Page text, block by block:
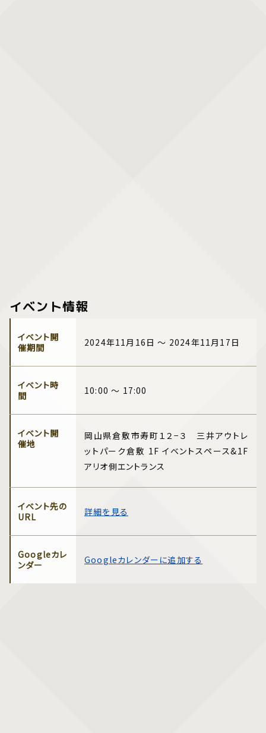
イベント情報
イベント開
催期間
2024年11月16日 ～ 2024年11月17日
イベント時
間
10:00 ～ 17:00
イベント開
催地
岡山県倉敷市寿町１２−３ 三井アウトレ
ットパーク倉敷 1F イベントスペース&1F
アリオ側エントランス
イベント先の
URL
詳細を見る
Googleカレ
ンダー
Googleカレンダーに追加する